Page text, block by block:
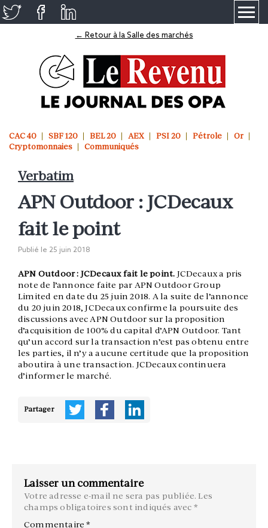
← Retour à la Salle des marchés
CAC 40 SBF 120 BEL 20 AEX PSI 20 Pétrole
Or
Cryptomonnaies
Communiqués
Verbatim
APN Outdoor : JCDecaux
fait le point
Publié le 25 juin 2018
APN Outdoor : JCDecaux fait le point. JCDecaux a pris
note de l’annonce faite par APN Outdoor Group
Limited en date du 25 juin 2018. A la suite de l’annonce
du 20 juin 2018, JCDecaux confirme la poursuite des
discussions avec APN Outdoor sur la proposition
d’acquisition de 100% du capital d’APN Outdoor. Tant
qu’un accord sur la transaction n’est pas obtenu entre
les parties, il n’y a aucune certitude que la proposition
aboutira à une transaction. JCDecaux continuera
d’informer le marché.
Partager
Laisser un commentaire
Votre adresse e-mail ne sera pas publiée. Les
champs obligatoires sont indiqués avec *
Commentaire*